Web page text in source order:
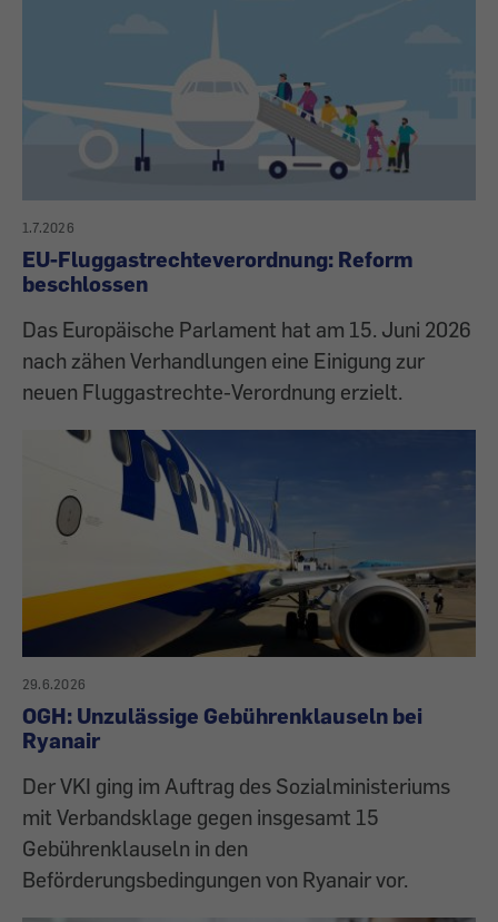
1.7.2026
EU-Fluggastrechteverordnung: Reform
beschlossen
Das Europäische Parlament hat am 15. Juni 2026
nach zähen Verhandlungen eine Einigung zur
neuen Fluggastrechte-Verordnung erzielt.
29.6.2026
OGH: Unzulässige Gebührenklauseln bei
Ryanair
Der VKI ging im Auftrag des Sozialministeriums
mit Verbandsklage gegen insgesamt 15
Gebührenklauseln in den
Beförderungsbedingungen von Ryanair vor.